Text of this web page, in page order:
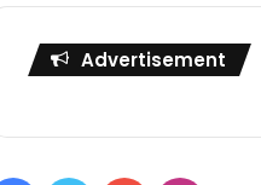
Advertisement